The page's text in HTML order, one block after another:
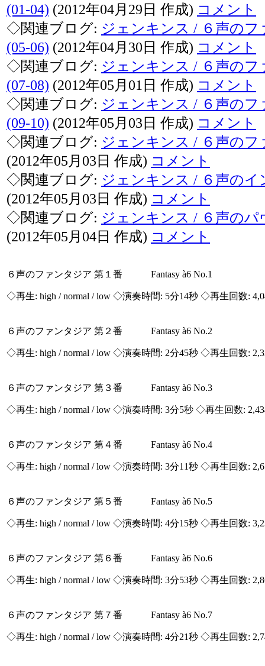
(01-04) (2012年04月29日 作成) コメント
◇関連ブログ: ジェンキンス / ６声のフ
(05-06) (2012年04月30日 作成) コメント
◇関連ブログ: ジェンキンス / ６声のフ
(07-08) (2012年05月01日 作成) コメント
◇関連ブログ: ジェンキンス / ６声のフ
(09-10) (2012年05月03日 作成) コメント
◇関連ブログ: ジェンキンス / ６声のフ
(2012年05月03日 作成) コメント
◇関連ブログ: ジェンキンス / ６声のイ
(2012年05月03日 作成) コメント
◇関連ブログ: ジェンキンス / ６声のパ
(2012年05月04日 作成) コメント
６声のファンタジア 第１番 Fantasy à6 No.1
◇再生: high / normal / low ◇演奏時間: 5分14秒 ◇再生回数:
６声のファンタジア 第２番 Fantasy à6 No.2
◇再生: high / normal / low ◇演奏時間: 2分45秒 ◇再生回数:
６声のファンタジア 第３番 Fantasy à6 No.3
◇再生: high / normal / low ◇演奏時間: 3分5秒 ◇再生回数:
６声のファンタジア 第４番 Fantasy à6 No.4
◇再生: high / normal / low ◇演奏時間: 3分11秒 ◇再生回数:
６声のファンタジア 第５番 Fantasy à6 No.5
◇再生: high / normal / low ◇演奏時間: 4分15秒 ◇再生回数:
６声のファンタジア 第６番 Fantasy à6 No.6
◇再生: high / normal / low ◇演奏時間: 3分53秒 ◇再生回数:
６声のファンタジア 第７番 Fantasy à6 No.7
◇再生: high / normal / low ◇演奏時間: 4分21秒 ◇再生回数: